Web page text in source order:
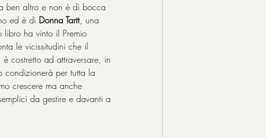
ben altro e non è di bocca
ed è di Donna Tartt, una
libro ha vinto il Premio
le vicissitudini che il
costretto ad attraversare, in
condizionerà per tutta la
crescere ma anche
da gestire e davanti a